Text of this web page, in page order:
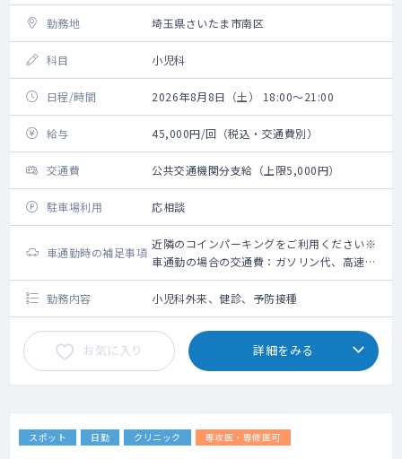
勤務地 埼玉県さいたま市南区
科目 小児科
日程/時間 2026年8月8日（土） 18:00～21:00
給与 45,000円/回（税込・交通費別）
交通費 公共交通機関分支給（上限5,000円）
駐車場利用 応相談
車通勤時の補足事項
近隣のコインパーキングをご利用ください※
車通勤の場合の交通費：ガソリン代、高速道
路利用料金（上限5,000円）＋駐車場代（上
限2,000円）
勤務内容 小児科外来、健診、予防接種
お気に入り 詳細をみる
スポット 日勤 クリニック 専攻医・専修医可